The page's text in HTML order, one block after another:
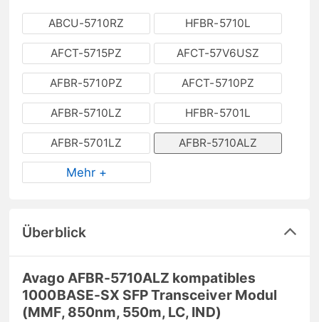
ABCU-5710RZ HFBR-5710L
AFCT-5715PZ AFCT-57V6USZ
AFBR-5710PZ AFCT-5710PZ
AFBR-5710LZ HFBR-5701L
AFBR-5701LZ AFBR-5710ALZ
Mehr +
Überblick
Avago AFBR-5710ALZ kompatibles
1000BASE-SX SFP Transceiver Modul
(MMF, 850nm, 550m, LC, IND)